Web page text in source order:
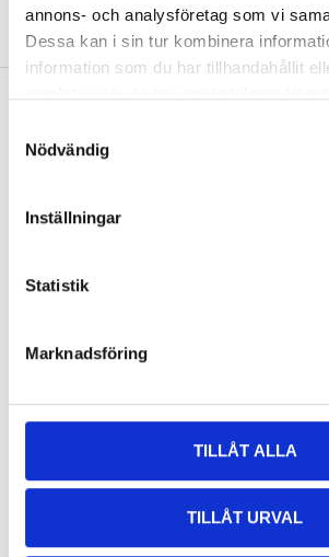
annons- och analysföretag som vi
Dessa kan i sin tur kombinera
information som du har tillhandahållit
Nödvändig
Inställningar
Statistik
Marknadsföring
TILLÅT ALLA
TILLÅT URVAL
About the manufacturer
Other customers